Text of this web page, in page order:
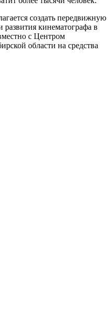
создать передвижную
кинематографа в
с Центром
области на средства